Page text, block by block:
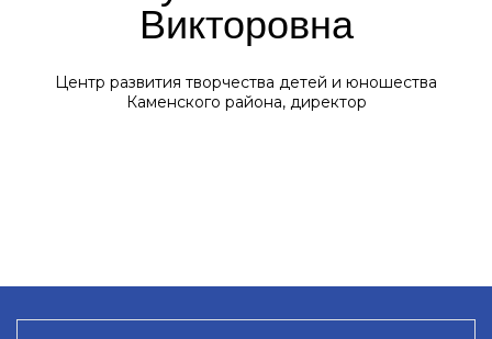
Викторовна
Центр развития творчества детей и юношества
Каменского района, директор